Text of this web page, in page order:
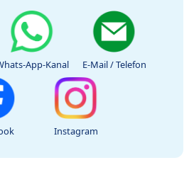
App-Kanal E-Mail / Telefon
Instagram